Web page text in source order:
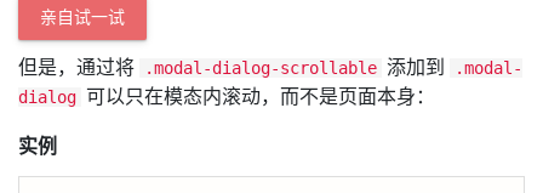
亲自试一试
但是，通过将 .modal-dialog-scrollable 添加到
.modal-
dialog 可以只在模态内滚动，而不是页面本身：
实例